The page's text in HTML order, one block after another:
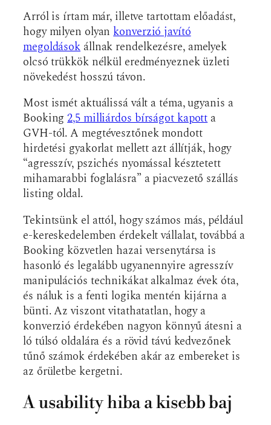
Arról is írtam már, illetve tartottam előadást,
hogy milyen olyankonverzió javító
megoldások állnak rendelkezésre, amelyek
olcsó trükkök nélkül eredményeznek üzleti
növekedést hosszú távon.
Most ismét aktuálissá vált a téma, ugyanis a
Booking2,5 milliárdos bírságot kapotta
GVH-tól. A megtévesztőnek mondott
hirdetési gyakorlat mellett azt állítják, hogy
“agresszív, pszichés nyomással késztetett
mihamarabbi foglalásra” a piacvezető szállás
listing oldal.
Tekintsünk el attól, hogy számos más, például
e-kereskedelemben érdekelt vállalat, továbbá a
Booking közvetlen hazai versenytársa is
hasonló és legalább ugyanennyire agresszív
manipulációs technikákat alkalmaz évek óta,
és náluk is a fenti logika mentén kijárna a
bünti. Az viszont vitathatatlan, hogy a
konverzió érdekében nagyon könnyű átesni a
ló túlsó oldalára és a rövid távú kedvezőnek
tűnő számok érdekében akár az embereket is
az őrületbe kergetni.
A usability hiba a kisebb baj